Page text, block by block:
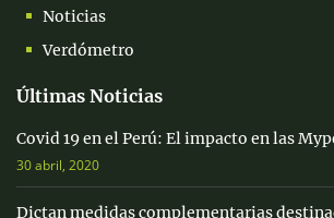
Noticias
Verdómetro
Últimas Noticias
Covid 19 en el Perú: El impacto en las
30 abril, 2020
Dictan medidas complementarias